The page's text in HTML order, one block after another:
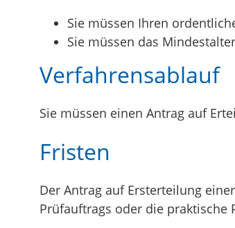
Sie müssen Ihren
Sie müssen das
Verfahrensablauf
Sie müssen einen Antrag auf
Fristen
Der Antrag auf Ersterteilung
Prüfauftrags oder die